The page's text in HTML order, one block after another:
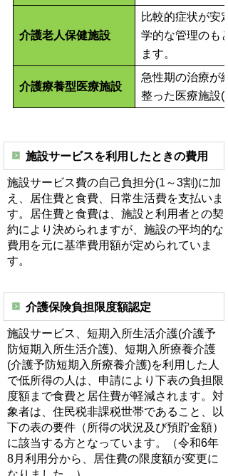
介護老人保健施設
比較的症状が安
学的な管理のも
ます。
介護療養型医療施設
急性期の治療が
整った医療施設
施設サービスを利用したときの費用
施設サービス費の自己負担分(1～3割)に加
え、居住費と食費、日常生活費を支払いま
す。居住費と食費は、施設と利用者との契
約により決められますが、施設の平均的な
費用を元に基準費用額が定められていま
す。
介護保険負担限度額認定
施設サービス、短期入所生活介護(介護予
防短期入所生活介護)、短期入所療養介護
(介護予防短期入所療養介護)を利用した人
で低所得の人は、申請により下表の負担限
度額まで食費と居住費が軽減されます。対
象者は、住民税非課税世帯であること、以
下の表の要件（所得の状況及び預貯金額）
に該当する方となっています。（令和6年
8月利用分から、居住費の限度額が変更に